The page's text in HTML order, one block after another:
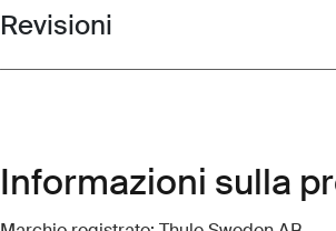
Toggle overview
Revisioni
Informazioni sulla